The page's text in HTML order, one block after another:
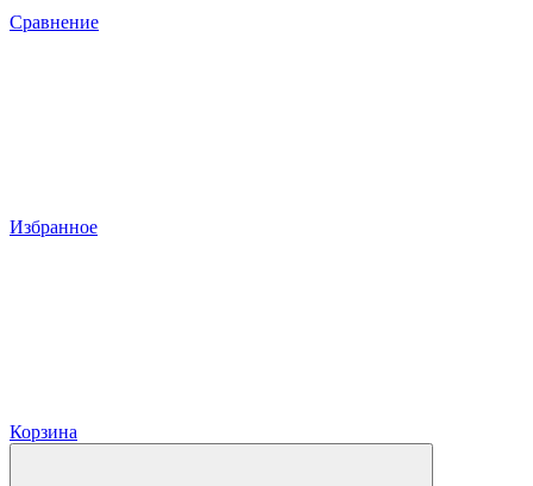
Сравнение
Избранное
Корзина